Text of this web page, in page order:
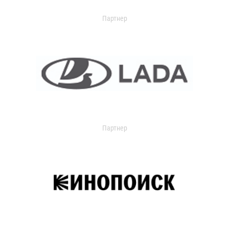
Партнер
Партнер